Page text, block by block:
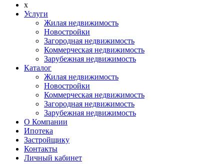
x
Услуги
Жилая недвижимость
Новостройки
Загородная недвижимость
Коммерческая недвижимость
Зарубежная недвижимость
Каталог
Жилая недвижимость
Новостройки
Коммерческая недвижимость
Загородная недвижимость
Зарубежная недвижимость
О Компании
Ипотека
Застройщику
Контакты
Личный кабинет